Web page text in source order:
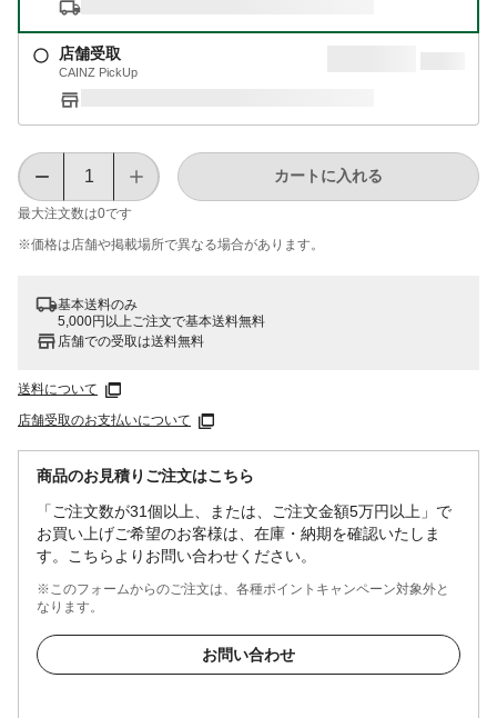
店舗受取
CAINZ PickUp
最大注文数は0です
カートに入れる
※価格は​店舗や​掲載場所で​異なる​場合が​あります。
基本送料のみ
5,000円以上ご注文で基本送料無料
店舗での受取は送料無料
送料について
店舗受取のお支払いについて
商品のお見積りご注文はこちら
「ご注文数が31個以上、または、ご注文金額5万円以上」で
お買い上げご希望のお客様は、在庫・納期を確認いたしま
す。こちらよりお問い合わせください。
※このフォームからのご注文は、各種ポイントキャンペーン対象外と
なります。
お問い合わせ